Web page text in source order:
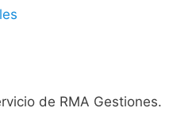
de RMA Gestiones.